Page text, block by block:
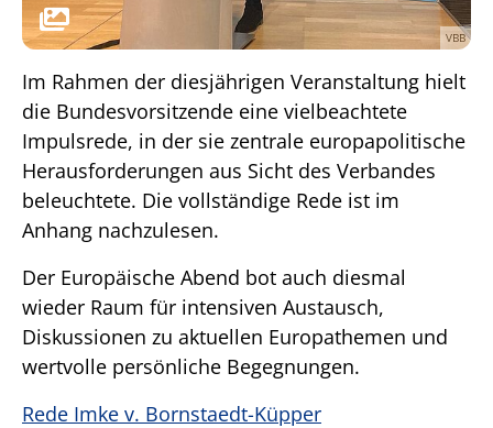
VBB
Im Rahmen der diesjährigen Veranstaltung hielt
die Bundesvorsitzende eine vielbeachtete
Impulsrede, in der sie zentrale europapolitische
Herausforderungen aus Sicht des Verbandes
beleuchtete. Die vollständige Rede ist im
Anhang nachzulesen.
Der Europäische Abend bot auch diesmal
wieder Raum für intensiven Austausch,
Diskussionen zu aktuellen Europathemen und
wertvolle persönliche Begegnungen.
Rede Imke v. Bornstaedt-Küpper